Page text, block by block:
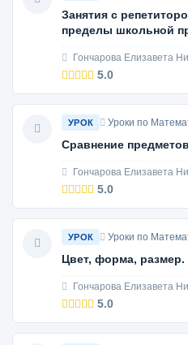
Занятия с
пределы школьной
Гончарова Елизавета
5.0
УРОК Уроки по
Сравнение предметов
Гончарова Елизавета
5.0
УРОК Уроки по
Цвет, форма, размер.
Гончарова Елизавета
5.0